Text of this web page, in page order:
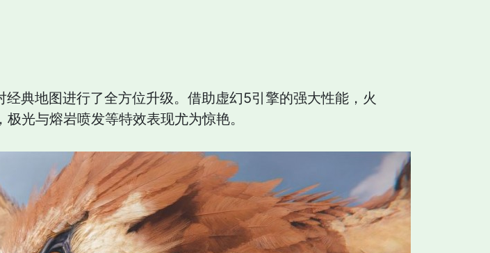
经典地图进行了全方位升级。借助虚幻5引擎的强大性能，火
光与熔岩喷发等特效表现尤为惊艳。